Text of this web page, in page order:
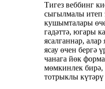
Тигез веббинг
сыгылмалы итеп
кушымталары
гадәттә, югары
ясалганнар,
ясау өчен бергә
чанага йөк
мөмкинлек
тотрыклы